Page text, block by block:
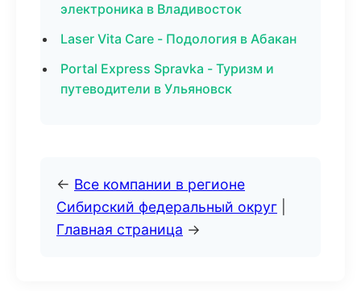
электроника в Владивосток
Laser Vita Care - Подология в Абакан
Portal Express Spravka - Туризм и
путеводители в Ульяновск
← Все компании в регионе
Сибирский федеральный округ
Главная страница →